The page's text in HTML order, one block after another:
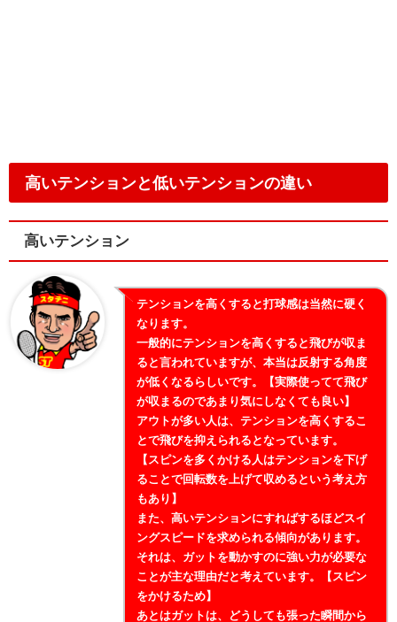
高いテンションと低いテンションの違い
高いテンション
テンションを高くすると打球感は当然に硬く
なります。
一般的にテンションを高くすると飛びが収ま
ると言われていますが、本当は反射する角度
が低くなるらしいです。【実際使ってて飛び
が収まるのであまり気にしなくても良い】
アウトが多い人は、テンションを高くするこ
とで飛びを抑えられるとなっています。
【スピンを多くかける人はテンションを下げ
ることで回転数を上げて収めるという考え方
もあり】
また、高いテンションにすればするほどスイ
ングスピードを求められる傾向があります。
それは、ガットを動かすのに強い力が必要な
ことが主な理由だと考えています。【スピン
をかけるため】
あとはガットは、どうしても張った瞬間から